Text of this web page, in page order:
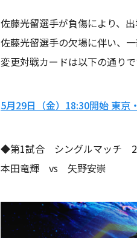
佐藤光留選手が負傷により、
佐藤光留選手の欠場に伴い、
変更対戦カードは以下の通りで
5月29日（金）18:30開始 東京
◆第1試合 シングルマッチ
本田竜輝 vs 矢野安崇